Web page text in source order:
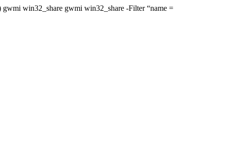
gwmi win32_share gwmi win32_share -Filter “name =